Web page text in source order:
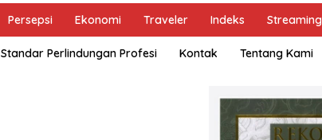
Persepsi Ekonomi Traveler Indeks Streaming
Standar Perlindungan Profesi Kontak Tentang Kami